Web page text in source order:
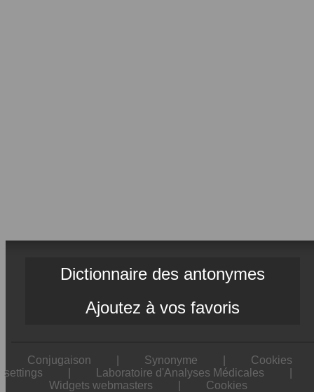
Dictionnaire des antonymes
Ajoutez à vos favoris
Conjugaison Synonyme
Cookies
settings
Laboratoire d'Analyses Médicales
Widgets webmasters
Cookies